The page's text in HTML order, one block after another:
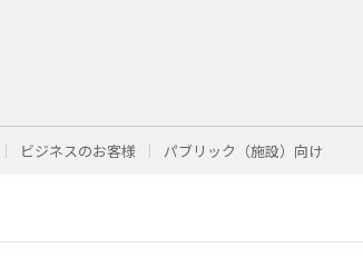
ビジネスのお客様 パブリック（施設）向け